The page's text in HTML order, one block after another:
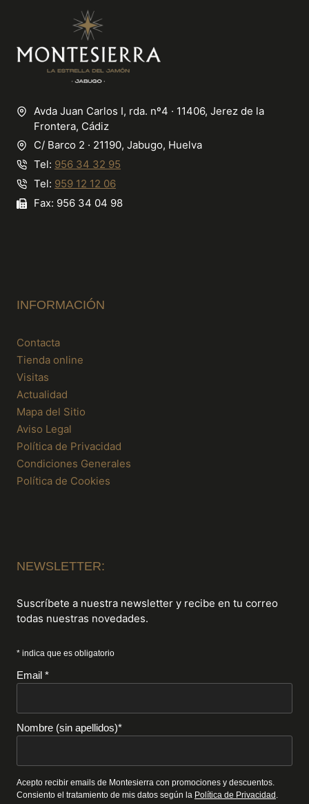
Avda Juan Carlos I, rda. nº4 · 11406, Jerez de la
Frontera, Cádiz
C/ Barco 2 · 21190, Jabugo, Huelva
Tel: 956 34 32 95
Tel: 959 12 12 06
Fax: 956 34 04 98
INFORMACIÓN
Contacta
Tienda online
Visitas
Actualidad
Mapa del Sitio
Aviso Legal
Política de Privacidad
Condiciones Generales
Política de Cookies
NEWSLETTER:
Suscríbete a nuestra newsletter y recibe en tu correo
todas nuestras novedades.
* indica que es obligatorio
Email *
Nombre (sin apellidos)*
Acepto recibir emails de Montesierra con promociones y descuentos.
Consiento el tratamiento de mis datos según la Política de Privacidad .